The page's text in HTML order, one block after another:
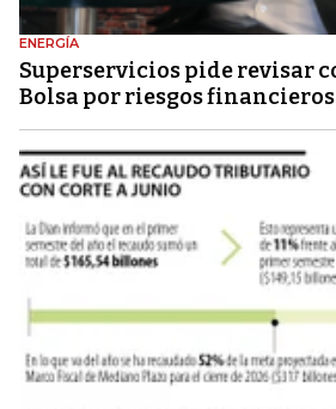
ENERGÍA
Superservicios pide revisar
Bolsa por riesgos financieros